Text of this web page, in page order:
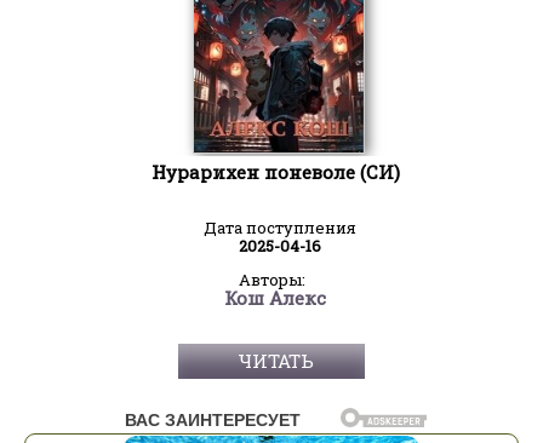
Нурарихен поневоле (СИ)
Дата поступления
2025-04-16
Авторы:
Кош Алекс
ЧИТАТЬ